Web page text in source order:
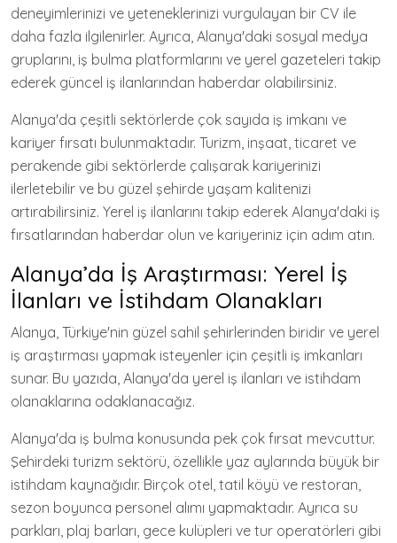
deneyimlerinizi ve yeteneklerinizi vurgulayan bir CV ile
daha fazla ilgilenirler. Ayrıca, Alanya'daki sosyal medya
gruplarını, iş bulma platformlarını ve yerel gazeteleri takip
ederek güncel iş ilanlarından haberdar olabilirsiniz.
Alanya'da çeşitli sektörlerde çok sayıda iş imkanı ve
kariyer fırsatı bulunmaktadır. Turizm, inşaat, ticaret ve
perakende gibi sektörlerde çalışarak kariyerinizi
ilerletebilir ve bu güzel şehirde yaşam kalitenizi
artırabilirsiniz. Yerel iş ilanlarını takip ederek Alanya'daki iş
fırsatlarından haberdar olun ve kariyeriniz için adım atın.
Alanya’da İş Araştırması: Yerel İş
İlanları ve İstihdam Olanakları
Alanya, Türkiye'nin güzel sahil şehirlerinden biridir ve yerel
iş araştırması yapmak isteyenler için çeşitli iş imkanları
sunar. Bu yazıda, Alanya'da yerel iş ilanları ve istihdam
olanaklarına odaklanacağız.
Alanya'da iş bulma konusunda pek çok fırsat mevcuttur.
Şehirdeki turizm sektörü, özellikle yaz aylarında büyük bir
istihdam kaynağıdır. Birçok otel, tatil köyü ve restoran,
sezon boyunca personel alımı yapmaktadır. Ayrıca su
parkları, plaj barları, gece kulüpleri ve tur operatörleri gibi